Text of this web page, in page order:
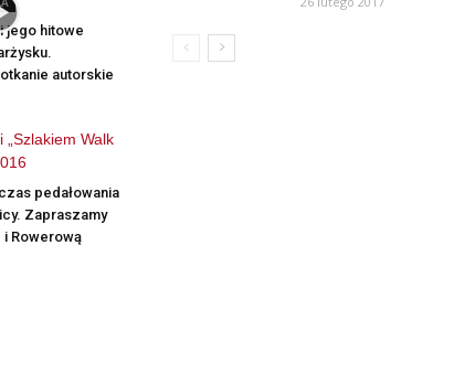
jego hitowe
autorskie
pedałowania
Zapraszamy
i Rowerową